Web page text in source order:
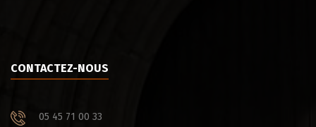
CONTACTEZ-NOUS
05 45 71 00 33